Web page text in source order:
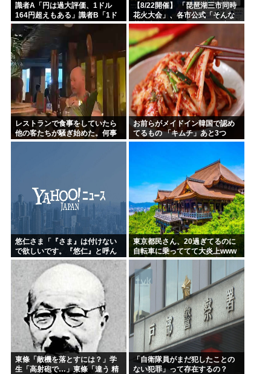
識者A「円は過大評価、1ドル
164円超えもある」識者B「1ド
ル140円台もある」どっちなの
【8/22開催】 「琵琶湖三市同時
花火大会」、各市公式「そんな
花火大会は存在しない」→ 高価
チケットを購入した人達がSNS
阿鼻叫喚
レストランで食事をしていたら
他の客たちが騒ぎ始めた。何事
かな？ → 珍客が現れました…
お前らがメイドイン韓国で認め
てるもの 「キムチ」あと3つ
は？
悠仁さま「『さま』は付けない
で欲しいです。『悠仁』と呼ん
でください」
東京都民さん、20過ぎてるのに
自転車に乗っててて大炎上www
女「いい歳した男で自転車に乗
るのは知的障がい者だけだよ？
東條「敵機を落とすには？」学
生「高射砲で…」東條「違う 精
「自衛隊員がまだ犯したことの
ない犯罪」って存在するの？